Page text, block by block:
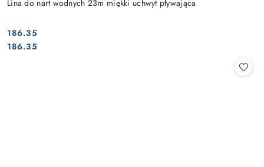
Lina do nart wodnych 23m miękki uchwyt pływająca
Cena:
186.35
Cena:
186.35